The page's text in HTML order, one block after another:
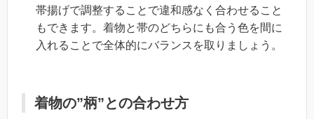
帯揚げで調整することで違和感なく合わせること
もできます。着物と帯のどちらにも合う色を間に
入れることで全体的にバランスを取りましょう。
着物の”柄”との合わせ方